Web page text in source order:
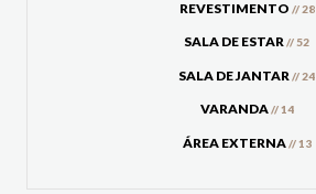
REVESTIMENTO // 28
SALA DE ESTAR// 52
SALA DE JANTAR // 24
VARANDA// 14
ÁREA EXTERNA// 13